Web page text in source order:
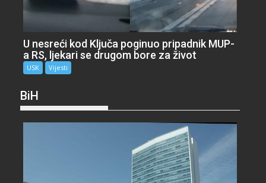
U nesreći kod Ključa poginuo pripadnik MUP-
a RS, ljekari se drugom bore za život
USK Vijesti
BiH